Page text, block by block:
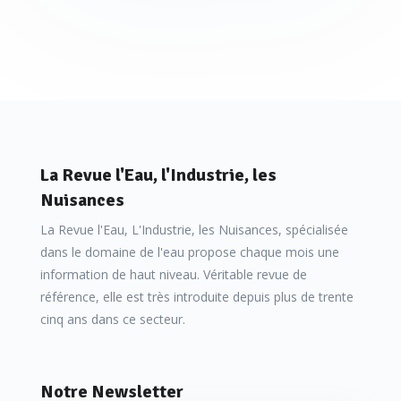
(Strombrixx), Dyka(Rainbox 3S, Rainbox Cube)
(Rigofill),Funke,Hauraton
(Waterloc), Hamon (GEOlight), Nidaplast (AZbox),Polypipe
(Polystorm),Rehau (Rausikko),Wavin(Q-Bic et Q Bic plus)
La Revue l'Eau, l'Industrie, les
Nuisances
La Revue l'Eau, L'Industrie, les Nuisances, spécialisée
dans le domaine de l'eau propose chaque mois une
information de haut niveau. Véritable revue de
référence, elle est très introduite depuis plus de trente
cinq ans dans ce secteur.
Notre Newsletter